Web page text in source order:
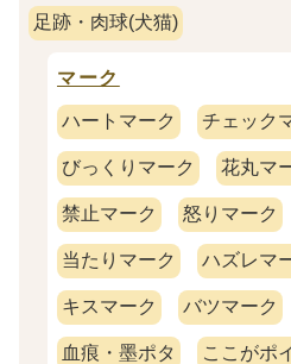
足跡・肉球(犬猫)
マーク
ハートマーク チェック
びっくりマーク 花丸マ
禁止マーク 怒りマーク
当たりマーク ハズレマ
キスマーク バツマーク
血痕・墨ポタ ここがポ